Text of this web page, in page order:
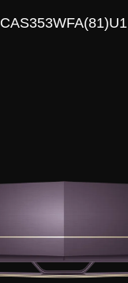
CAS353WFA(81)U1